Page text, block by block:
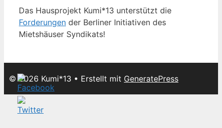
Das Hausprojekt Kumi*13 unterstützt die
Forderungen der Berliner Initiativen des
Mietshäuser Syndikats!
© 2026 Kumi*13 • Erstellt mit GeneratePress